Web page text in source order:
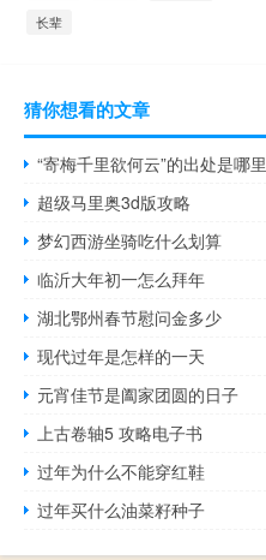
长辈
猜你想看的文章
“寄梅千里欲何云”的出处是哪里
超级马里奥3d版攻略
梦幻西游坐骑吃什么划算
临沂大年初一怎么拜年
湖北鄂州春节慰问金多少
现代过年是怎样的一天
元宵佳节是阖家团圆的日子
上古卷轴5 攻略电子书
过年为什么不能穿红鞋
过年买什么油菜籽种子